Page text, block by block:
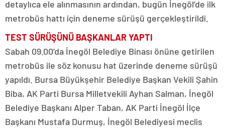
detaylıca ele alınmasının ardından, bugün İnegöl’de ilk
metrobüs hattı için deneme sürüşü gerçekleştirildi.
TEST SÜRÜŞÜNÜ BAŞKANLAR YAPTI
Sabah 09.00’da İnegöl Belediye Binası önüne getirilen
metrobüs ile söz konusu hat üzerinde deneme sürüşü
yapıldı. Bursa Büyükşehir Belediye Başkan Vekili Şahin
Biba, AK Parti Bursa Milletvekili Ayhan Salman, İnegöl
Belediye Başkanı Alper Taban, AK Parti İnegöl İlçe
Başkanı Mustafa Durmuş, İnegöl Belediyesi meclis